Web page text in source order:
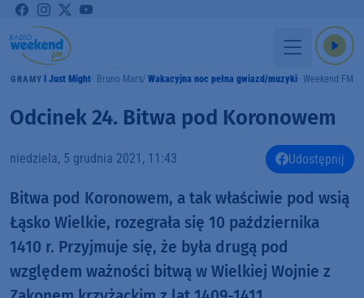
GRAMY I Just Might Bruno Mars Wakacyjna noc pełna gwiazd/muzyki Weekend FM
Odcinek 24. Bitwa pod Koronowem
niedziela, 5 grudnia 2021, 11:43 Udostępnij
Bitwa pod Koronowem, a tak właściwie pod wsią
Łąsko Wielkie, rozegrała się 10 października
1410 r. Przyjmuje się, że była drugą pod
względem ważności bitwą w Wielkiej Wojnie z